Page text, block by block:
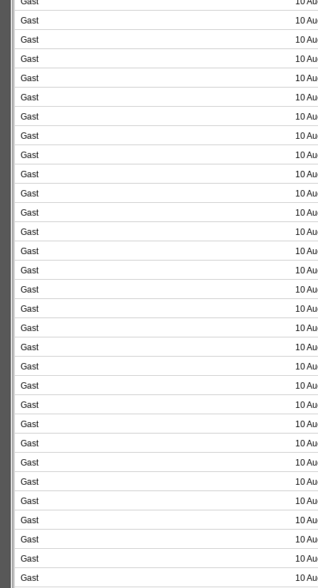
Gast
10
Gast
10
Gast
10
Gast
10
Gast
10
Gast
10
Gast
10
Gast
10
Gast
10
Gast
10
Gast
10
Gast
10
Gast
10
Gast
10
Gast
10
Gast
10
Gast
10
Gast
10
Gast
10
Gast
10
Gast
10
Gast
10
Gast
10
Gast
10
Gast
10
Gast
10
Gast
10
Gast
10
Gast
10
Gast
10